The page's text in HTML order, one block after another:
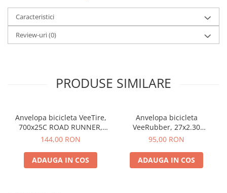
Caracteristici
Review-uri(0)
PRODUSE SIMILARE
Anvelopa bicicleta VeeTire,
700x25C ROAD RUNNER,
VRB-308 BKS, 90TPI, CC
Thailanda
144,00 RON
ADAUGA IN COS
Anvelopa bicicleta
VeeRubber, 27x2.30
ROSWELL, VRB-345, 27TPI,
Made in Thailanda
95,00 RON
ADAUGA IN COS